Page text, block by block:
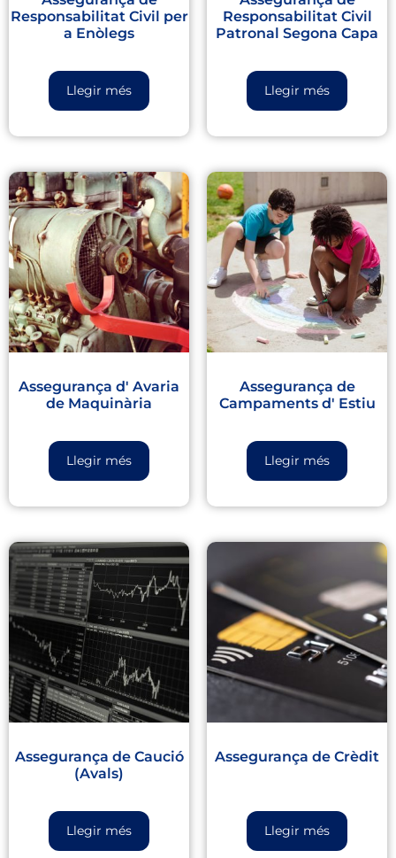
Responsabilitat Civil per
a Enòlegs
Llegir més
Responsabilitat Civil
Patronal Segona Capa
Llegir més
Assegurança d' Avaria
de Maquinària
Llegir més
Assegurança de
Campaments d' Estiu
Llegir més
Assegurança de Caució
(Avals)
Llegir més
Assegurança de Crèdit
Llegir més